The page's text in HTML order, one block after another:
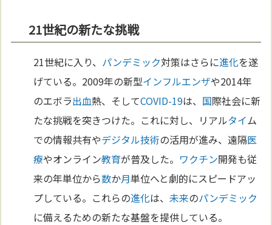
21世紀の新たな挑戦
21世紀に入り、 パンデミック対策はさらに進化を遂
げている。2009年の新型インフルエンザや2014年
のエボラ出血熱、そしてCOVID-19は、 国際社会に新
たな挑戦を突きつけた。これに対し、リアルタイム
での情報共有やデジタル技術の活用が進み、遠隔医
療やオンライン教育が普及した。 ワクチン開発も従
来の年単位から数か月単位へと劇的にスピードアッ
プしている。これらの進化は、未来のパンデミック
に備えるための新たな基盤を提供している。